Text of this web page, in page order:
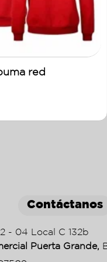
red
Contáctanos
- 04 Local C 132b
Puerta Grande,